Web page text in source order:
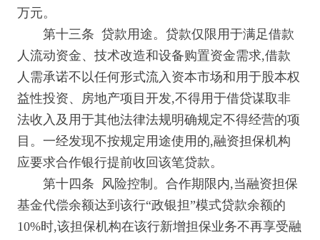
万元。
第十三条 贷款用途。贷款仅限用于满足借款
人流动资金、技术改造和设备购置资金需求,借款
人需承诺不以任何形式流入资本市场和用于股本权
益性投资、房地产项目开发,不得用于借贷谋取非
法收入及用于其他法律法规明确规定不得经营的项
目。一经发现不按规定用途使用的,融资担保机构
应要求合作银行提前收回该笔贷款。
第十四条 风险控制。合作期限内,当融资担保
基金代偿余额达到该行“政银担”模式贷款余额的
10%时,该担保机构在该行新增担保业务不再享受融